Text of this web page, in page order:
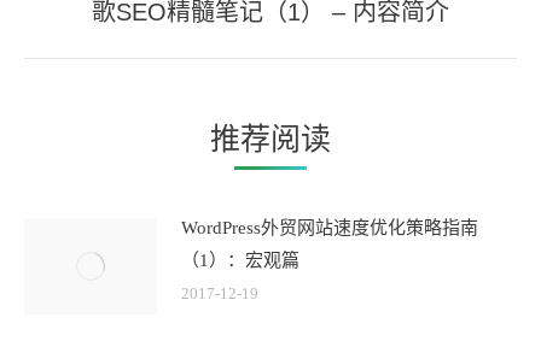
来
的
章：
歌SEO精髓笔记（1） – 内容简介
推荐阅读
WordPress外贸网站速度优化策略指南
（1）：宏观篇
2017-12-19